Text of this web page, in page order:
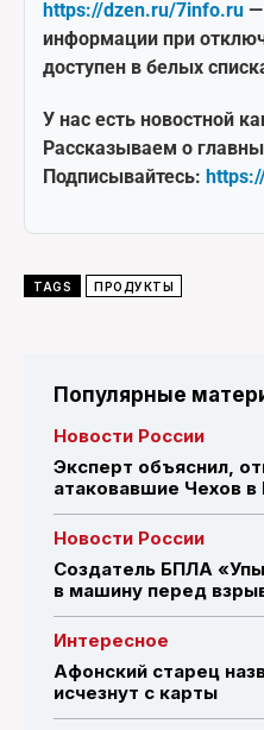
https://dzen.ru/7info.ru —
информации при
доступен в белых
У нас есть новостной
Рассказываем о
Подписывайтесь:
TAGS ПРОДУКТЫ
Популярные
Новости России
Эксперт объяснил,
атаковавшие Чехов
Новости России
Создатель БПЛА
в машину перед
Интересное
Афонский старец
исчезнут с карты